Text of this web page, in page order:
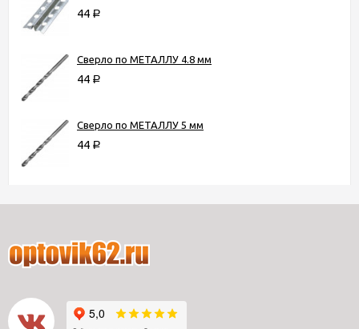
44 Р
Сверло по МЕТАЛЛУ 4.8 мм
44 Р
Сверло по МЕТАЛЛУ 5 мм
44 Р